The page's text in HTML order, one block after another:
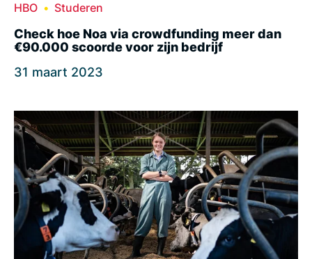
HBO
Studeren
Check hoe Noa via crowdfunding meer dan
€90.000 scoorde voor zijn bedrijf
31 maart 2023